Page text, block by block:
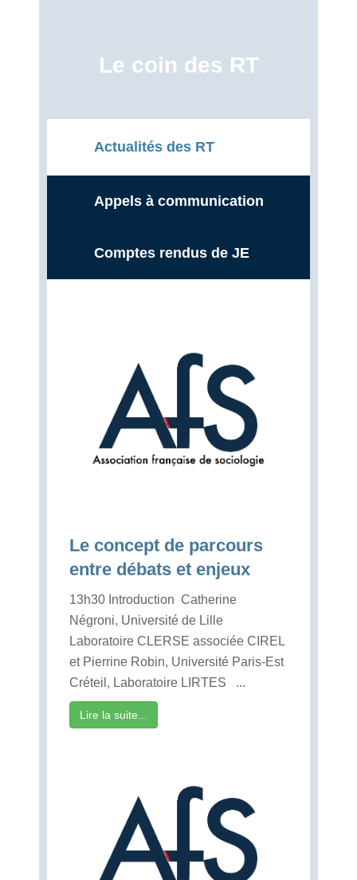
Le coin des RT
Actualités des RT
Appels à communication
Comptes rendus de JE
Le concept de parcours
entre débats et enjeux
13h30 Introduction Catherine
Négroni, Université de Lille
Laboratoire CLERSE associée CIREL
et Pierrine Robin, Université Paris-Est
Créteil, Laboratoire LIRTES ...
Lire la suite...